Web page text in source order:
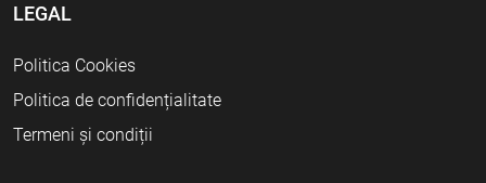
LEGAL
Politica Cookies
Politica de confidențialitate
Termeni și condiții